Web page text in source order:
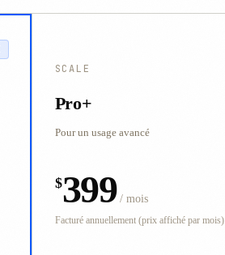
SCALE
Pro+
Pour un usage avancé
$399 / mois
Facturé annuellement (prix affiché par mois)